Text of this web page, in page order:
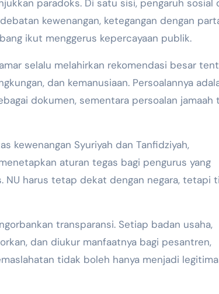
paradoks. Di satu sisi, pengaruh sosial
kewenangan, ketegangan dengan
ikut menggerus kepercayaan publik.
selalu melahirkan rekomendasi besar
dan kemanusiaan. Persoalannya
dokumen, sementara persoalan jamaah
kewenangan Syuriyah dan Tanfidziyah,
aturan tegas bagi pengurus yang
NU harus tetap dekat dengan negara, tetapi
transparansi. Setiap badan usaha,
dan diukur manfaatnya bagi pesantren,
tidak boleh hanya menjadi